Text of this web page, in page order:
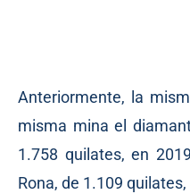
Anteriormente, la
misma mina el
1.758 quilates, en
Rona, de 1.109